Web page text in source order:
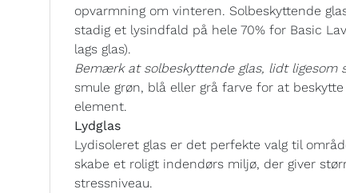
opvarmning om vinteren. Solbeskyttende
stadig et lysindfald på hele 70% for Basic
lags glas).
Bemærk at solbeskyttende glas, lidt ligesom
smule grøn, blå eller grå farve for at
element.
Lydglas
Lydisoleret glas er det perfekte valg til
skabe et roligt indendørs miljø, der giver
stressniveau.